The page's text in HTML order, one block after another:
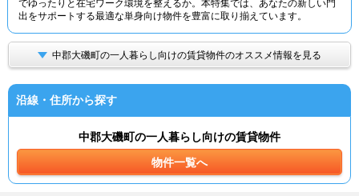
でゆったりと在宅ワーク環境を整えるか。本特集では、あなたの新しい門
出をサポートする最適な単身向け物件を豊富に取り揃えています。
中郡大磯町の一人暮らし向けの賃貸物件のオススメ情報を見る
沿線・住所から探す
中郡大磯町の一人暮らし向けの賃貸物件
物件一覧へ